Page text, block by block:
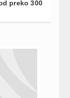
preko 300